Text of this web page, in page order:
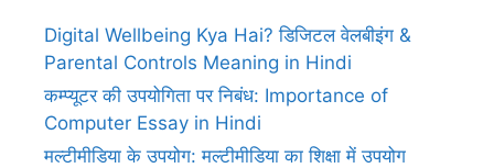
Digital Wellbeing Kya Hai? डिजिटल वेलबीइंग &
Parental Controls Meaning in Hindi
कम्प्यूटर की उपयोगिता पर निबंध: Importance of
Computer Essay in Hindi
मल्टीमीडिया के उपयोग: मल्टीमीडिया का शिक्षा में उपयोग